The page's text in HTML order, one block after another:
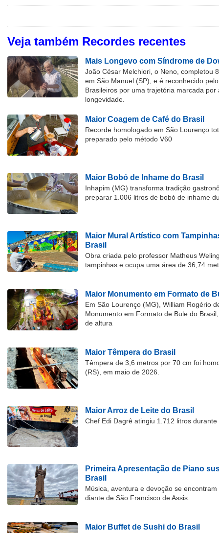
Veja também Recordes recentes
Mais Longevo com Síndrome de
João César Melchiori, o Neno, completou
em São Manuel (SP), e é reconhecido
Brasileiros por uma trajetória marcada por
longevidade.
Maior Coagem de Café do Brasil
Recorde homologado em São Lourenço
preparado pelo método V60
Maior Bobó de Inhame do Brasil
Inhapim (MG) transforma tradição
preparar 1.006 litros de bobó de inhame
Maior Mural Artístico com
Brasil
Obra criada pelo professor Matheus
tampinhas e ocupa uma área de 36,74
Maior Monumento em Formato de
Em São Lourenço (MG), William Rogério
Monumento em Formato de Bule do
de altura
Maior Têmpera do Brasil
Têmpera de 3,6 metros por 70 cm foi
(RS), em maio de 2026.
Maior Arroz de Leite do Brasil
Chef Edi Dagrê atingiu 1.712 litros
Primeira Apresentação de Piano
Brasil
Música, aventura e devoção se
diante de São Francisco de Assis.
Maior Buffet de Sushi do Brasil